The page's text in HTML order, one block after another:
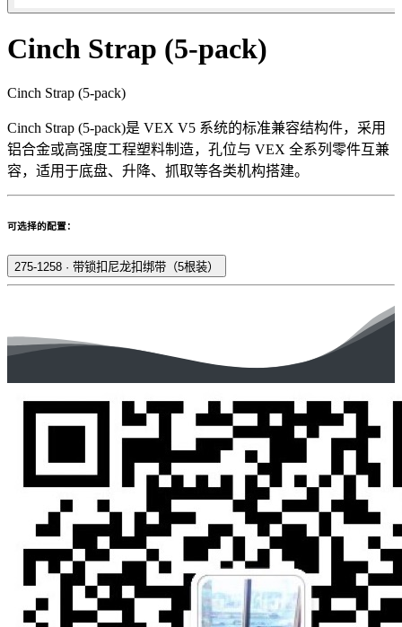
Cinch Strap (5-pack)
Cinch Strap (5-pack)
Cinch Strap (5-pack)是 VEX V5 系统的标准兼容结构件，采用
铝合金或高强度工程塑料制造，孔位与 VEX 全系列零件互兼
容，适用于底盘、升降、抓取等各类机构搭建。
可选择的配置：
275-1258 · 带锁扣尼龙扣绑带（5根装）